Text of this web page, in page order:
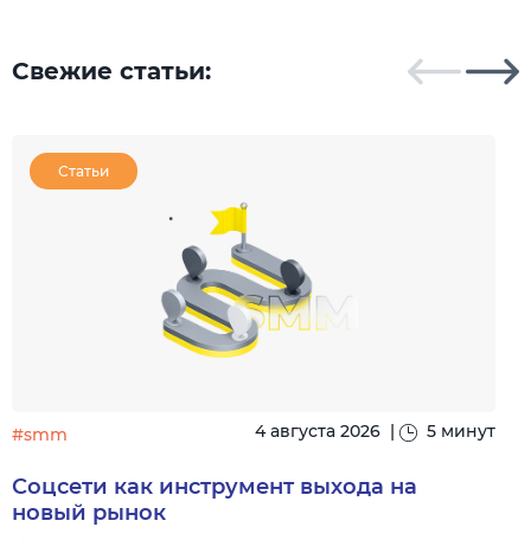
Свежие статьи:
Статьи
#smm 4 августа 2026 | 5 минут
Соцсети как инструмент выхода на
новый рынок